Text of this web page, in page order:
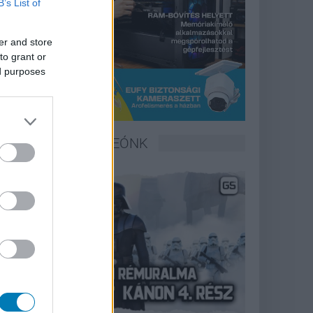
List of
and store
grant or
purposes
LEGFRISSEBB VIDEÓNK